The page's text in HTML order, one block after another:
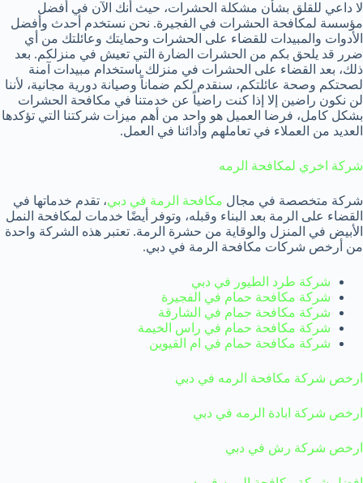
لا داعي للقلق بشأن مشكلة الحشرات، حيث أنك الآن في أفضل
مؤسسة لمكافحة الحشرات في الفجيرة. نحن نستخدم أحدث وأفضل
الأدوات والمبيدات للقضاء على الحشرات وحمايتك وعائلتك من أي
ضرر قد يلحق بكم من الحشرات الضارة التي تعيش في منزلكم. بعد
ذلك، بعد القضاء على الحشرات في منزلك باستخدام مبيدات آمنة
لصحتكم وصحة عائلتكم، سنقدم لكم ضماناً وصيانة دورية مجانية، لأننا
لن نكون راضين إلا إذا كنت راضياً عن خدمتنا في مكافحة الحشرات
بشكل كامل، فرضا العميل هو واحد من أهم ميزات شركتنا التي تؤكدها
العديد من العملاء في تعاملهم وأدائنا في العمل.
شركة اخري لمكافحة الرمه
شركة متخصصة في مجال مكافحة الرمة في دبي، تقدم خدماتها في
القضاء على الرمة بعد البناء وقبله، وتوفر أيضًا خدمات لمكافحة النمل
الأبيض في المنزل والوقاية من حشرة الرمة. تعتبر هذه الشركة واحدة
من أرخص شركات مكافحة الرمة في دبي.
شركة طرد الطيور في دبي
شركة مكافحة حمام في الفجيرة
شركة مكافحة حمام في الشارقة
شركة مكافحة حمام في راس الخيمة
شركة مكافحة حمام في ام القيوين
ارخص شركة مكافحة الرمه في دبي
ارخص شركة ابادة الرمه في دبي
ارخص شركة رش في دبي